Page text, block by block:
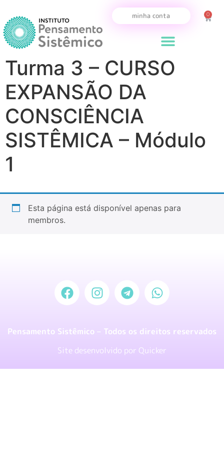
minha conta 0
Turma 3 – CURSO
EXPANSÃO DA
CONSCIÊNCIA
SISTÊMICA – Módulo
1
Esta página está disponível apenas para
membros.
Pensamento Sistêmico – Todos os direitos reservados
Site desenvolvido por Quicker